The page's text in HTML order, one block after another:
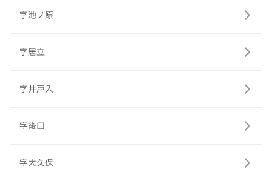
字池ノ原
字居立
字井戸入
字後口
字大久保